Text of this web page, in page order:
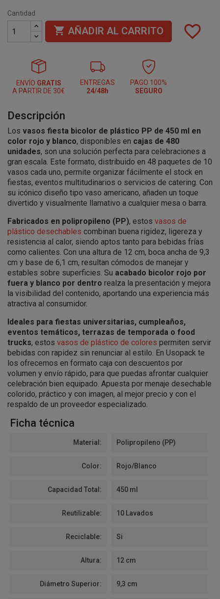
Cantidad
 AÑADIR AL CARRITO favorite_border
ENVÍO GRATIS
A PARTIR DE 30€
ENTREGAS
24/48h
PAGO 100%
SEGURO
Descripción
Los vasos fiesta bicolor de plástico PP de 450 ml en
color rojo y blanco, disponibles en cajas de 480
unidades, son una solución perfecta para celebraciones a
gran escala. Este formato, distribuido en 48 paquetes de 10
vasos cada uno, permite organizar fácilmente el stock en
fiestas, eventos multitudinarios o servicios de catering. Con
su icónico diseño tipo vaso americano, añaden un toque
divertido y visualmente llamativo a cualquier mesa o barra.
Fabricados en polipropileno (PP), estos vasos de
plástico desechables combinan buena rigidez, ligereza y
resistencia al calor, siendo aptos tanto para bebidas frías
como calientes. Con una altura de 12 cm, boca ancha de 9,3
cm y base de 6,1 cm, resultan cómodos de manejar y
estables sobre superficies. Su acabado bicolor rojo por
fuera y blanco por dentro realza la presentación y mejora
la visibilidad del contenido, aportando una experiencia más
atractiva al consumidor.
Ideales para fiestas universitarias, cumpleaños,
eventos temáticos, terrazas de temporada o food
trucks, estos vasos de plástico de colores permiten servir
bebidas con rapidez sin renunciar al estilo. En Usopack te
los ofrecemos en formato caja con descuentos por
volumen y envío rápido, para que puedas afrontar cualquier
celebración bien equipado. Apuesta por menaje desechable
colorido, práctico y con imagen, al mejor precio y con el
respaldo de un proveedor especializado.
Ficha técnica
Material: Polipropileno (PP)
Color: Rojo/Blanco
Capacidad Total: 450 ml
Reutilizable: 10 Lavados
Reciclable: Si
Altura: 12 cm
Diámetro Superior: 9,3 cm